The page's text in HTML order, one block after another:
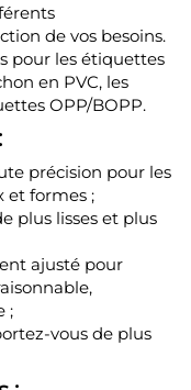
de vos besoins.
pour les étiquettes
en PVC, les
OPP/BOPP.
précision pour les
et formes ;
plus lisses et plus
ajusté pour
;
vous de plus